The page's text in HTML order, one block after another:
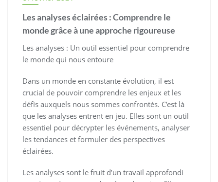
Les analyses éclairées : Comprendre le
monde grâce à une approche rigoureuse
Les analyses : Un outil essentiel pour comprendre
le monde qui nous entoure
Dans un monde en constante évolution, il est
crucial de pouvoir comprendre les enjeux et les
défis auxquels nous sommes confrontés. C’est là
que les analyses entrent en jeu. Elles sont un outil
essentiel pour décrypter les événements, analyser
les tendances et formuler des perspectives
éclairées.
Les analyses sont le fruit d’un travail approfondi